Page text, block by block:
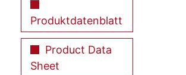
Produktdatenblatt
Product Data
Sheet